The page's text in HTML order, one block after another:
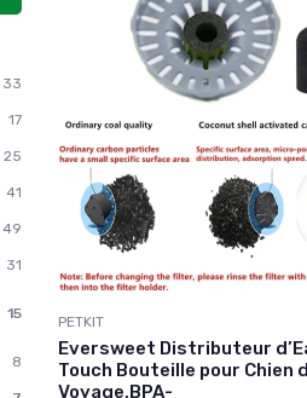
33
17
25
41
49
31
15
8
PETKIT
Eversweet Distributeur
Touch Bouteille pour Chien
Voyage,BPA-